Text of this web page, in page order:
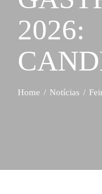
2026:
Home Notícias